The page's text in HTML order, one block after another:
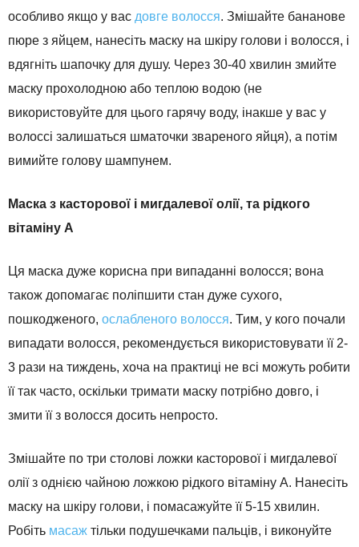
особливо якщо у вас довге волосся. Змішайте бананове
пюре з яйцем, нанесіть маску на шкіру голови і волосся, і
вдягніть шапочку для душу. Через 30-40 хвилин змийте
маску прохолодною або теплою водою (не
використовуйте для цього гарячу воду, інакше у вас у
волоссі залишаться шматочки звареного яйця), а потім
вимийте голову шампунем.
Маска з касторової і мигдалевої олії, та рідкого
вітаміну А
Ця маска дуже корисна при випаданні волосся; вона
також допомагає поліпшити стан дуже сухого,
пошкодженого, ослабленого волосся. Тим, у кого почали
випадати волосся, рекомендується використовувати її 2-
3 рази на тиждень, хоча на практиці не всі можуть робити
її так часто, оскільки тримати маску потрібно довго, і
змити її з волосся досить непросто.
Змішайте по три столові ложки касторової і мигдалевої
олії з однією чайною ложкою рідкого вітаміну А. Нанесіть
маску на шкіру голови, і помасажуйте її 5-15 хвилин.
Робіть масаж тільки подушечками пальців, і виконуйте